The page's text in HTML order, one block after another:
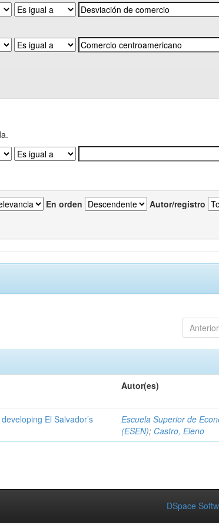
En orden Autor/registro
Anterior
Autor(es)
El Salvador’s
Escuela Superior de
(ESEN); Castro, Eleno
DSpace